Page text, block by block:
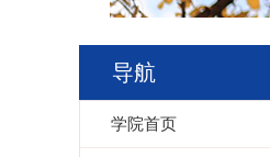
导航
学院首页